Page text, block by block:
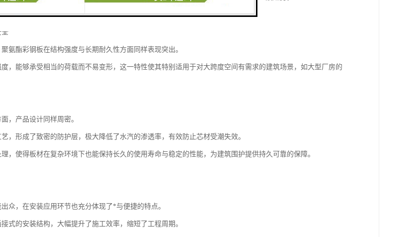
全
氨酯彩钢板在结构强度与长期耐久性方面同样表现突出。
，能够承受相当的荷载而不易变形，这一特性使其特别适用于对大跨度空间有需求的建筑场景，如大型厂房的
，产品设计同样周密。
，形成了致密的防护层，极大降低了水汽的渗透率，有效防止芯材受潮失效。
，使得板材在复杂环境下也能保持长久的使用寿命与稳定的性能，为建筑围护提供持久可靠的保障。
众，在安装应用环节也充分体现了*与便捷的特点。
式的安装结构，大幅提升了施工效率，缩短了工程周期。